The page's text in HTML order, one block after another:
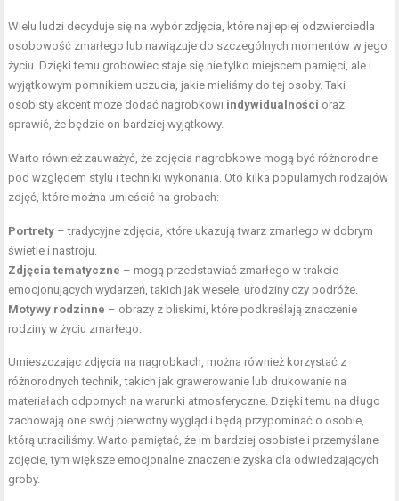
Wielu ludzi decyduje się na wybór zdjęcia, które najlepiej odzwierciedla
osobowość zmarłego lub nawiązuje do szczególnych momentów w jego
życiu. Dzięki temu grobowiec staje się nie tylko miejscem pamięci, ale i
wyjątkowym pomnikiem uczucia, jakie mieliśmy do tej osoby. Taki
osobisty akcent może dodać nagrobkowi indywidualności oraz
sprawić, że będzie on bardziej wyjątkowy.
Warto również zauważyć, że zdjęcia nagrobkowe mogą być różnorodne
pod względem stylu i techniki wykonania. Oto kilka popularnych rodzajów
zdjęć, które można umieścić na grobach:
Portrety – tradycyjne zdjęcia, które ukazują twarz zmarłego w dobrym
świetle i nastroju.
Zdjęcia tematyczne – mogą przedstawiać zmarłego w trakcie
emocjonujących wydarzeń, takich jak wesele, urodziny czy podróże.
Motywy rodzinne – obrazy z bliskimi, które podkreślają znaczenie
rodziny w życiu zmarłego.
Umieszczając zdjęcia na nagrobkach, można również korzystać z
różnorodnych technik, takich jak grawerowanie lub drukowanie na
materiałach odpornych na warunki atmosferyczne. Dzięki temu na długo
zachowają one swój pierwotny wygląd i będą przypominać o osobie,
którą utraciliśmy. Warto pamiętać, że im bardziej osobiste i przemyślane
zdjęcie, tym większe emocjonalne znaczenie zyska dla odwiedzających
groby.